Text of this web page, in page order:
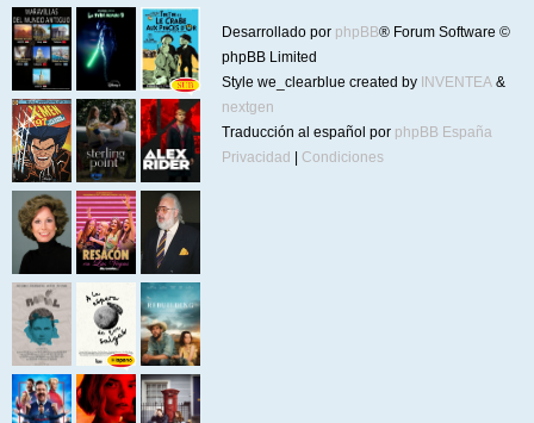
Desarrollado por phpBB® Forum Software ©
phpBB Limited
Style we_clearblue created by INVENTEA &
nextgen
Traducción al español por phpBB España
Privacidad
Condiciones